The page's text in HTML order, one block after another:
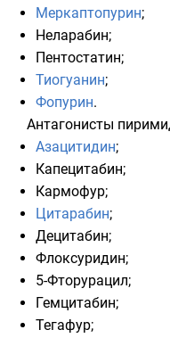
Меркаптопурин;
Неларабин;
Пентостатин;
Тиогуанин;
Фопурин.
Антагонисты
Азацитидин;
Капецитабин;
Кармофур;
Цитарабин;
Децитабин;
Флоксуридин;
5-Фторурацил;
Гемцитабин;
Тегафур;